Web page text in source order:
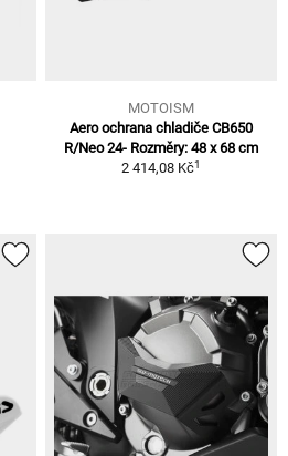
MOTOISM
Aero ochrana chladiče CB650
R/Neo 24- Rozměry: 48 x 68 cm
2 414,08 Kč1